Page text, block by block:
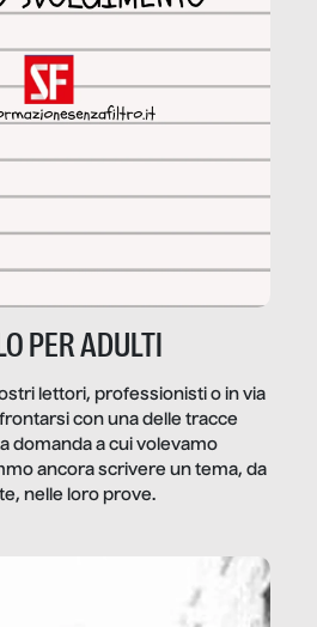
PER ADULTI
lettori, professionisti o in via
con una delle tracce
domanda a cui volevamo
ancora scrivere un tema, da
nelle loro prove.